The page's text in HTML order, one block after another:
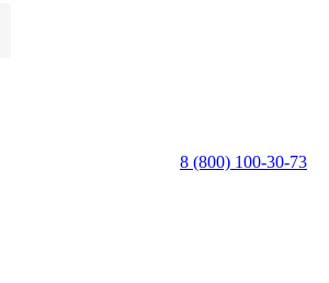
8 (800) 100-30-73